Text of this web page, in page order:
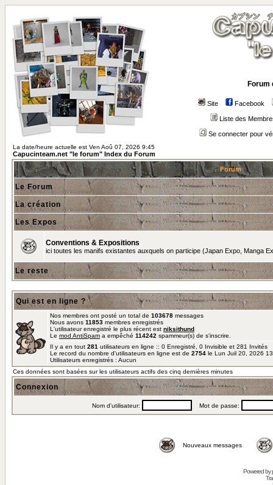
Forum
Site Facebook
Liste des
Se connecter pour
La date/heure actuelle est Ven Aoû 07, 2026 9:45
Capucinteam.net "le forum" Index du Forum
Forum
Le Forum
La création
Les Expos
Conventions & Expositions
ici toutes les manifs existantes auxquels on participe (Japan Expo, Manga
Le reste
Qui est en ligne ?
Nos membres ont posté un total de 103678 messages
Nous avons 11853 membres enregistrés
L'utilisateur enregistré le plus récent est niksithund
Le mod AntiSpam a empêché 114242 spammeur(s) de s'inscrire.
Il y a en tout 281 utilisateurs en ligne :: 0 Enregistré, 0 Invisible et 281
Le record du nombre d'utilisateurs en ligne est de 2754 le Lun Juil 20, 2026
Utilisateurs enregistrés : Aucun
Ces données sont basées sur les utilisateurs actifs des cinq dernières minutes
Connexion
Nom d'utilisateur: Mot de passe:
Nouveaux messages
Powered by